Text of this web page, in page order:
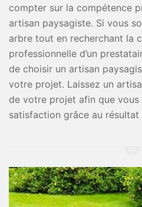
compter sur la compétence
artisan paysagiste. Si vous
arbre tout en recherchant la
professionnelle d’un
de choisir un artisan
votre projet. Laissez un
de votre projet afin que
satisfaction grâce au résultat